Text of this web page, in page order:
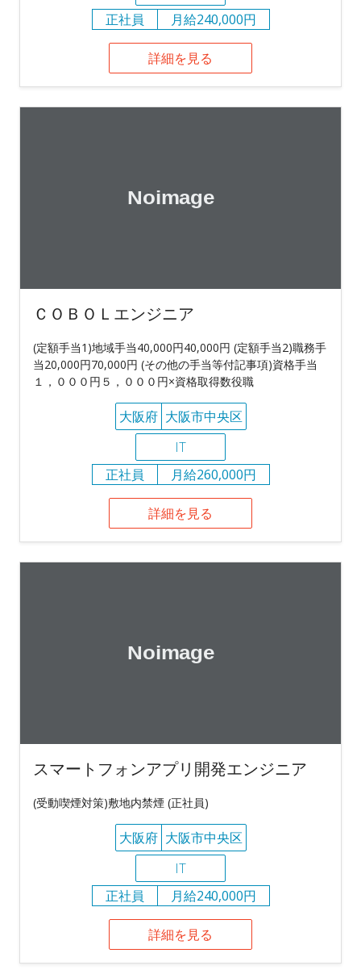
正社員
月給240,000円
詳細を見る
ＣＯＢＯＬエンジニア
(定額手当1)地域手当40,000円40,000円 (定額手当2)職務手
当20,000円70,000円 (その他の手当等付記事項)資格手当
１，０００円５，０００円×資格取得数役職
大阪府 大阪市中央区
IT
正社員
月給260,000円
詳細を見る
スマートフォンアプリ開発エンジニア
(受動喫煙対策)敷地内禁煙 (正社員)
大阪府 大阪市中央区
IT
正社員
月給240,000円
詳細を見る